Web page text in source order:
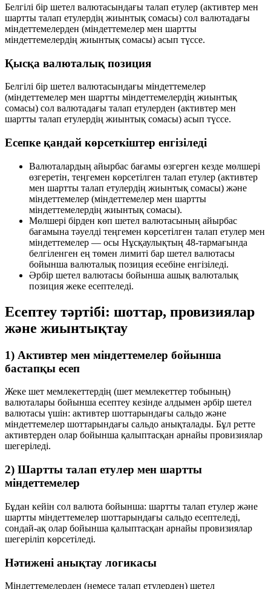
Белгілі бір шетел валютасындағы талап етулер (активтер мен
шартты талап етулердің жиынтық сомасы) сол валютадағы
міндеттемелерден (міндеттемелер мен шартты
міндеттемелердің жиынтық сомасы) асып түссе.
Қысқа валюталық позиция
Белгілі бір шетел валютасындағы міндеттемелер
(міндеттемелер мен шартты міндеттемелердің жиынтық
сомасы) сол валютадағы талап етулерден (активтер мен
шартты талап етулердің жиынтық сомасы) асып түссе.
Есепке қандай көрсеткіштер енгізіледі
Валюталардың айырбас бағамы өзгерген кезде мөлшері
өзгеретін, теңгемен көрсетілген талап етулер (активтер
мен шартты талап етулердің жиынтық сомасы) және
міндеттемелер (міндеттемелер мен шартты
міндеттемелердің жиынтық сомасы).
Мөлшері бірден көп шетел валютасының айырбас
бағамына тәуелді теңгемен көрсетілген талап етулер мен
міндеттемелер — осы Нұсқаулықтың 48-тармағында
белгіленген ең төмен лимиті бар шетел валютасы
бойынша валюталық позиция есебіне енгізіледі.
Әрбір шетел валютасы бойынша ашық валюталық
позиция жеке есептеледі.
Есептеу тәртібі: шоттар, провизиялар
және жиынтықтау
1) Активтер мен міндеттемелер бойынша
бастапқы есеп
Жеке шет мемлекеттердің (шет мемлекеттер тобының)
валюталары бойынша есептеу кезінде алдымен әрбір шетел
валютасы үшін: активтер шоттарындағы сальдо және
міндеттемелер шоттарындағы сальдо анықталады. Бұл ретте
активтерден олар бойынша қалыптасқан арнайы провизиялар
шегеріледі.
2) Шартты талап етулер мен шартты
міндеттемелер
Бұдан кейін сол валюта бойынша: шартты талап етулер және
шартты міндеттемелер шоттарындағы сальдо есептеледі,
сондай-ақ олар бойынша қалыптасқан арнайы провизиялар
шегеріліп көрсетіледі.
Нәтижені анықтау логикасы
Міндеттемелерден (немесе талап етулерден) шетел